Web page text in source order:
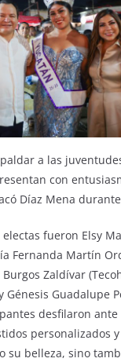
a las
con
Díaz Mena
fueron Elsy
Fernanda Martín
Zaldívar
Génesis Guadalupe
desfilaron ante
personalizados
su belleza, sino